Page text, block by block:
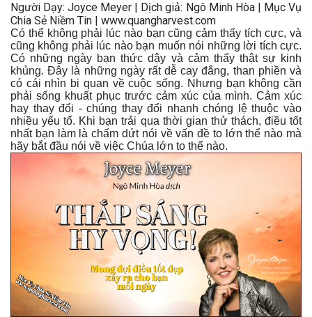
Người Dạy: Joyce Meyer | Dịch giả: Ngô Minh Hòa | Mục Vụ
Chia Sẻ Niềm Tin | www.quangharvest.com
Có thể không phải lúc nào bạn cũng cảm thấy tích cực, và
cũng không phải lúc nào bạn muốn nói những lời tích cực.
Có những ngày bạn thức dậy và cảm thấy thật sự kinh
khủng. Đây là những ngày rất dễ cay đắng, than phiền và
có cái nhìn bi quan về cuộc sống. Nhưng bạn không cần
phải sống khuất phục trước cảm xúc của mình. Cảm xúc
hay thay đổi - chúng thay đổi nhanh chóng lệ thuộc vào
nhiều yếu tố. Khi bạn trải qua thời gian thử thách, điều tốt
nhất bạn làm là chấm dứt nói về vấn đề to lớn thể nào mà
hãy bắt đầu nói về việc Chúa lớn to thể nào.